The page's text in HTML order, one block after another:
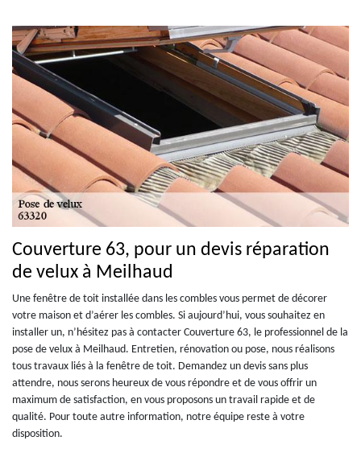
Couverture 63, pour un devis réparation
de velux à Meilhaud
Une fenêtre de toit installée dans les combles vous permet de décorer
votre maison et d’aérer les combles. Si aujourd’hui, vous souhaitez en
installer un, n’hésitez pas à contacter Couverture 63, le professionnel de la
pose de velux à Meilhaud. Entretien, rénovation ou pose, nous réalisons
tous travaux liés à la fenêtre de toit. Demandez un devis sans plus
attendre, nous serons heureux de vous répondre et de vous offrir un
maximum de satisfaction, en vous proposons un travail rapide et de
qualité. Pour toute autre information, notre équipe reste à votre
disposition.